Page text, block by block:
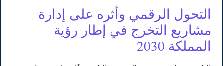
التحول الرقمي وأثره على إدارة
مشاريع التخرج في إطار رؤية
المملكة 2030